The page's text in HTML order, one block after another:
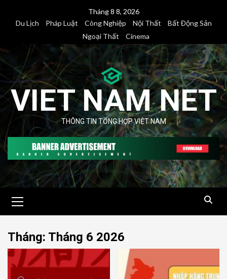
Tháng 8 8, 2026
Du Lịch
Pháp Luật Công Nghiệp Nội Thất
Bất Động Sản
Ngoại Thất
Cinema
VIET NAM NET
THÔNG TIN TỔNG HỢP VIỆT NAM
Menu
Tháng: Tháng 6 2026